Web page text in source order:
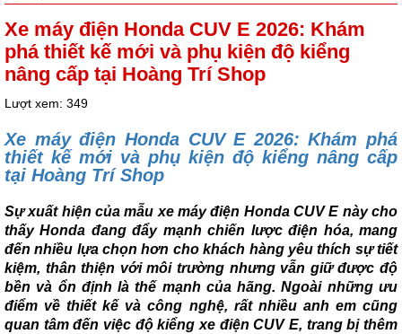
Xe máy điện Honda CUV E 2026: Khám
phá thiết kế mới và phụ kiện độ kiểng
nâng cấp tại Hoàng Trí Shop
Lượt xem: 349
Xe máy điện Honda CUV E 2026: Khám phá
thiết kế mới và phụ kiện độ kiểng nâng cấp
tại Hoàng Trí Shop
Sự xuất hiện của mẫu xe máy điện Honda CUV E này cho
thấy Honda đang đẩy mạnh chiến lược điện hóa, mang
đến nhiều lựa chọn hơn cho khách hàng yêu thích sự tiết
kiệm, thân thiện với môi trường nhưng vẫn giữ được độ
bền và ổn định là thế mạnh của hãng. Ngoài những ưu
điểm về thiết kế và công nghệ, rất nhiều anh em cũng
quan tâm đến việc độ kiểng xe điện CUV E, trang bị thêm